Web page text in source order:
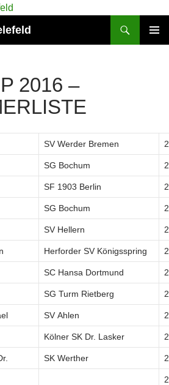
2016 –
SV Werder Bremen
SG Bochum
SF 1903 Berlin
SG Bochum
SV Hellern
Herforder SV Königsspring
SC Hansa Dortmund
SG Turm Rietberg
SV Ahlen
Kölner SK Dr. Lasker
SK Werther